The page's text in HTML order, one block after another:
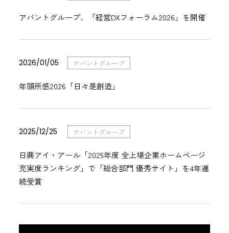
アバントグループ、「経営DXフォーラム2026」を開催
2026/01/05 アバントグループ
年頭所感2026「日々是創造」
2025/12/25 アバントグループ
日興アイ・アール「2025年度 全上場企業ホームページ
充実度ランキング」で「総合部門 優秀サイト」を4年連
続受賞
2026/07/30
2023/08/08
2026/07/29
2026/06/25
2026/05/25